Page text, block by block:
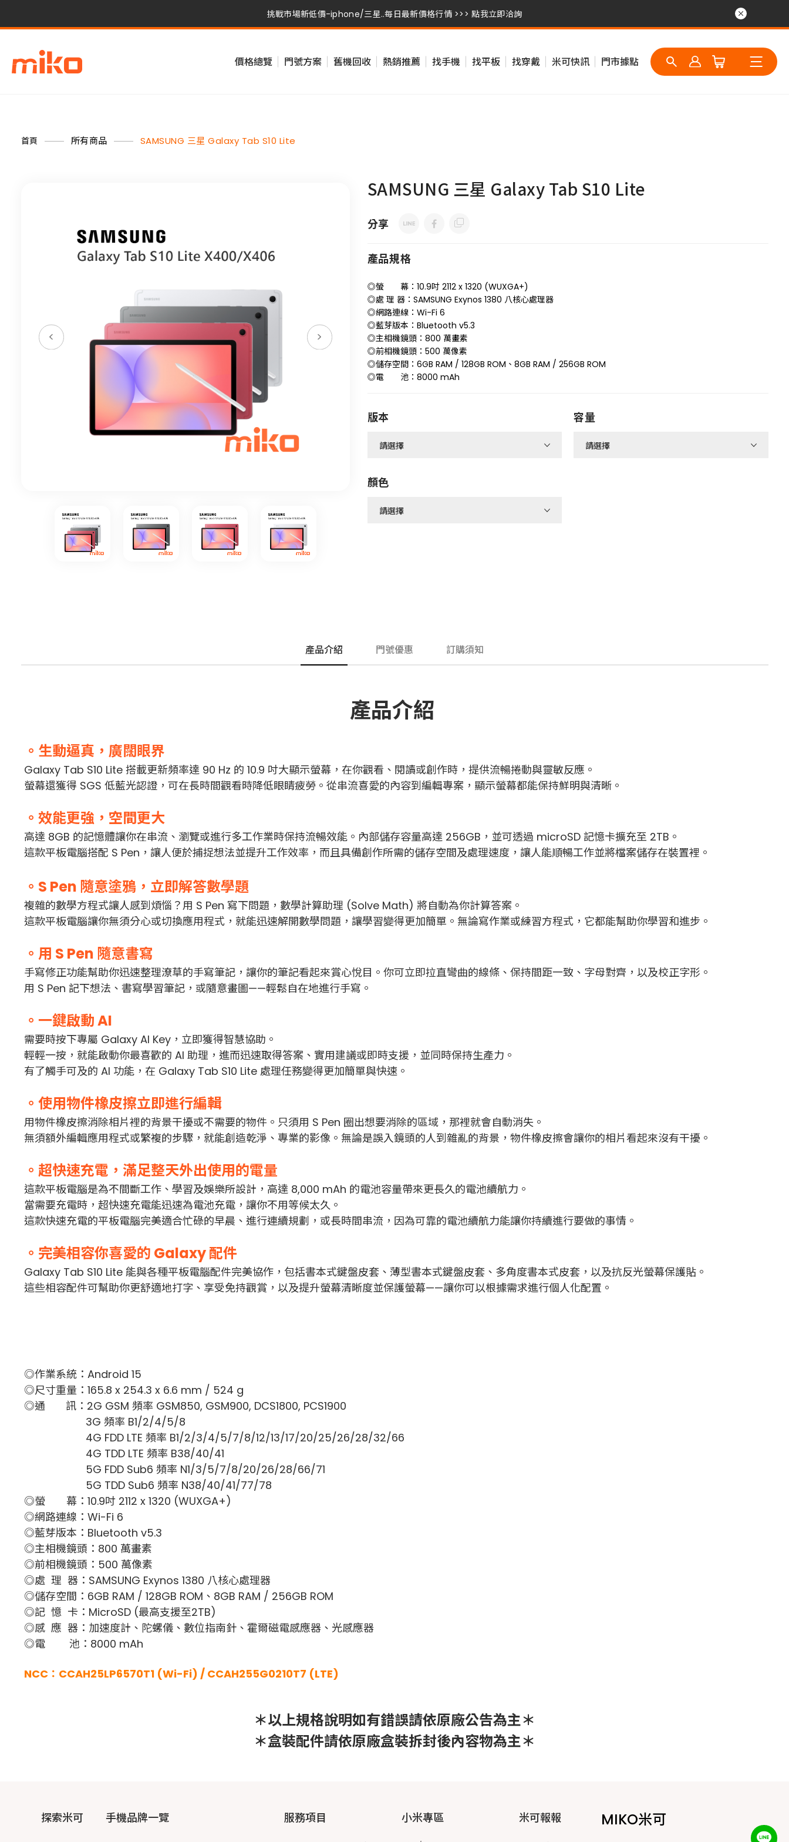
挑戰市場新低價-iphone/三星..每日最新價格行情 >>> 點我立即洽詢
挑戰市場新低價-iphone/三星..每日最新價格行情 >>> 點我立即洽詢
價格總覽 門號方案 舊機回收 熱銷推薦 找手機 找平板 找穿戴 米可快訊 門市據點
首頁 所有商品 SAMSUNG 三星 Galaxy Tab S10 Lite
SAMSUNG 三星 Galaxy Tab S10 Lite
分享
產品規格
◎螢 幕：10.9吋 2112 x 1320 (WUXGA+)
◎處 理 器：SAMSUNG Exynos 1380 八核心處理器
◎網路連線：Wi-Fi 6
◎藍芽版本：Bluetooth v5.3
◎主相機鏡頭：800 萬畫素
◎前相機鏡頭：500 萬像素
◎儲存空間：6GB RAM / 128GB ROM、8GB RAM / 256GB ROM
◎電 池：8000 mAh
版本 容量
顏色
產品介紹 門號優惠 訂購須知
產品介紹
。生動逼真，廣闊眼界
Galaxy Tab S10 Lite 搭載更新頻率達 90 Hz 的 10.9 吋大顯示螢幕，在你觀看、閱讀或創作時，提供流暢捲動與靈敏反應。
螢幕還獲得 SGS 低藍光認證，可在長時間觀看時降低眼睛疲勞。從串流喜愛的內容到編輯專案，顯示螢幕都能保持鮮明與清晰。
。效能更強，空間更大
高達 8GB 的記憶體讓你在串流、瀏覽或進行多工作業時保持流暢效能。內部儲存容量高達 256GB，並可透過 microSD 記憶卡擴充至 2TB。
這款平板電腦搭配 S Pen，讓人便於捕捉想法並提升工作效率，而且具備創作所需的儲存空間及處理速度，讓人能順暢工作並將檔案儲存在裝置裡。
。S Pen 隨意塗鴉，立即解答數學題
複雜的數學方程式讓人感到煩惱？用 S Pen 寫下問題，數學計算助理 (Solve Math) 將自動為你計算答案。
這款平板電腦讓你無須分心或切換應用程式，就能迅速解開數學問題，讓學習變得更加簡單。無論寫作業或練習方程式，它都能幫助你學習和進步。
。用 S Pen 隨意書寫
手寫修正功能幫助你迅速整理潦草的手寫筆記，讓你的筆記看起來賞心悅目。你可立即拉直彎曲的線條、保持間距一致、字母對齊，以及校正字形。
用 S Pen 記下想法、書寫學習筆記，或隨意畫圖——輕鬆自在地進行手寫。
。一鍵啟動 AI
需要時按下專屬 Galaxy AI Key，立即獲得智慧協助。
輕輕一按，就能啟動你最喜歡的 AI 助理，進而迅速取得答案、實用建議或即時支援，並同時保持生產力。
有了觸手可及的 AI 功能，在 Galaxy Tab S10 Lite 處理任務變得更加簡單與快速。
。使用物件橡皮擦立即進行編輯
用物件橡皮擦消除相片裡的背景干擾或不需要的物件。只須用 S Pen 圈出想要消除的區域，那裡就會自動消失。
無須額外編輯應用程式或繁複的步驟，就能創造乾淨、專業的影像。無論是誤入鏡頭的人到雜亂的背景，物件橡皮擦會讓你的相片看起來沒有干擾。
。超快速充電，滿足整天外出使用的電量
這款平板電腦是為不間斷工作、學習及娛樂所設計，高達 8,000 mAh 的電池容量帶來更長久的電池續航力。
當需要充電時，超快速充電能迅速為電池充電，讓你不用等候太久。
這款快速充電的平板電腦完美適合忙碌的早晨、進行連續規劃，或長時間串流，因為可靠的電池續航力能讓你持續進行要做的事情。
。完美相容你喜愛的 Galaxy 配件
Galaxy Tab S10 Lite 能與各種平板電腦配件完美協作，包括書本式鍵盤皮套、薄型書本式鍵盤皮套、多角度書本式皮套，以及抗反光螢幕保護貼。
這些相容配件可幫助你更舒適地打字、享受免持觀賞，以及提升螢幕清晰度並保護螢幕——讓你可以根據需求進行個人化配置。
◎作業系統：Android 15
◎尺寸重量：165.8 x 254.3 x 6.6 mm / 524 g
◎通 訊：2G GSM 頻率 GSM850, GSM900, DCS1800, PCS1900
3G 頻率 B1/2/4/5/8
4G FDD LTE 頻率 B1/2/3/4/5/7/8/12/13/17/20/25/26/28/32/66
4G TDD LTE 頻率 B38/40/41
5G FDD Sub6 頻率 N1/3/5/7/8/20/26/28/66/71
5G TDD Sub6 頻率 N38/40/41/77/78
◎螢 幕：10.9吋 2112 x 1320 (WUXGA+)
◎網路連線：Wi-Fi 6
◎藍芽版本：Bluetooth v5.3
◎主相機鏡頭：800 萬畫素
◎前相機鏡頭：500 萬像素
◎處 理 器：SAMSUNG Exynos 1380 八核心處理器
◎儲存空間：6GB RAM / 128GB ROM、8GB RAM / 256GB ROM
◎記 憶 卡：MicroSD (最高支援至2TB)
◎感 應 器：加速度計、陀螺儀、數位指南針、霍爾磁電感應器、光感應器
◎電 池：8000 mAh
NCC：CCAH25LP6570T1 (Wi-Fi) / CCAH255G0210T7 (LTE)
＊以上規格說明如有錯誤請依原廠公告為主＊
＊盒裝配件請依原廠盒裝拆封後內容物為主＊
探索米可 手機品牌一覽 服務項目 小米專區 米可報報 MIKO米可